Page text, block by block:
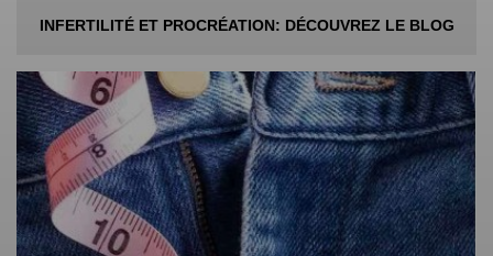
INFERTILITÉ ET PROCRÉATION: DÉCOUVREZ LE BLOG